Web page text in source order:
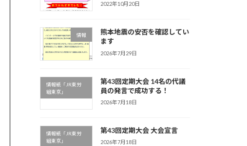
2022年10月20日
情報
熊本地震の安否を確認してい
ます
2026年7月29日
情報紙「JR東労
組東京」
第43回定期大会 14名の代議
員の発言で成功する！
2026年7月18日
情報紙「JR東労
組東京」
第43回定期大会 大会宣言
2026年7月18日